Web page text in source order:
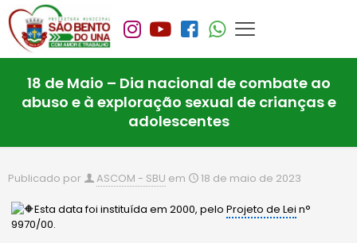
18 de Maio – Dia nacional de combate ao
abuso e à exploração sexual de crianças e
adolescentes
Publicado por ASCOM - SBU em 18 de maio de 2023
Esta data foi instituída em 2000, peloProjeto de Lei n°
9970/00.